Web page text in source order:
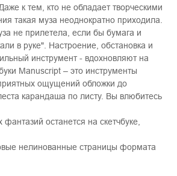
к тем, кто не обладает творческими
такая муза неоднократно приходила.
не прилетела, если бы бумага и
в руке". Настроение, обстановка и
инструмент - вдохновляют на
Manuscript – это инструменты
ощущений обложки до
карандаша по листу. Вы влюбитесь
останется на скетчбуке,
нелинованные страницы формата